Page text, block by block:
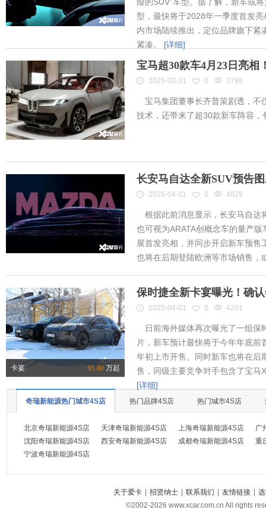
型，最快将于2028年一季度首发
内市场陆续推出，定位品牌旗下紧
紧凑。 [详细]
宝马超30款车4月23日亮
2025-03-31 0 3789
宝马集团董事长齐普策剧透，不
技术，还带来了超30款新车阵容
长安马自达全新SUV预告
2025-04-01 0 4829
根据此前消息显示，长安马自达
也可视为ARATA创概念车的量产
展首发亮相，并同步开启新车预售
也将在后期登陆欧洲等市场销售，
卡宴 91.80万起
保时捷全新卡宴曝光！确
2025-04-01 0 4201
日前海外媒体再次曝光了一组保
片，新车预计最快将于今年年底
年初上市开售。同时新车也将在后
售，同级主要竞争对手包含了宝马
[详细]
奇瑞新能源热门城市4S店 热门品牌4S店 热门城市4S店
北京奇瑞新能源4S店 天津奇瑞新能源4S店 上海奇瑞新能源4S店
广
沈阳奇瑞新能源4S店
西安奇瑞新能源4S店 成都奇瑞新能源4S店
重
宁波奇瑞新能源4S店
关于爱卡 | 招贤纳士 | 联系我们 | 友情链接 |
©2002-2026 www.xcar.com.cn All rights